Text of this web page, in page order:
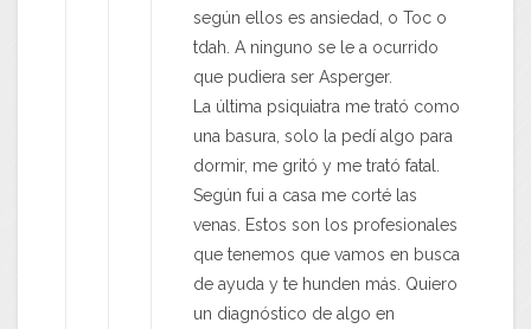
según ellos es ansiedad, o Toc o
tdah. A ninguno se le a ocurrido
que pudiera ser Asperger.
La última psiquiatra me trató como
una basura, solo la pedí algo para
dormir, me gritó y me trató fatal.
Según fui a casa me corté las
venas. Estos son los profesionales
que tenemos que vamos en busca
de ayuda y te hunden más. Quiero
un diagnóstico de algo en